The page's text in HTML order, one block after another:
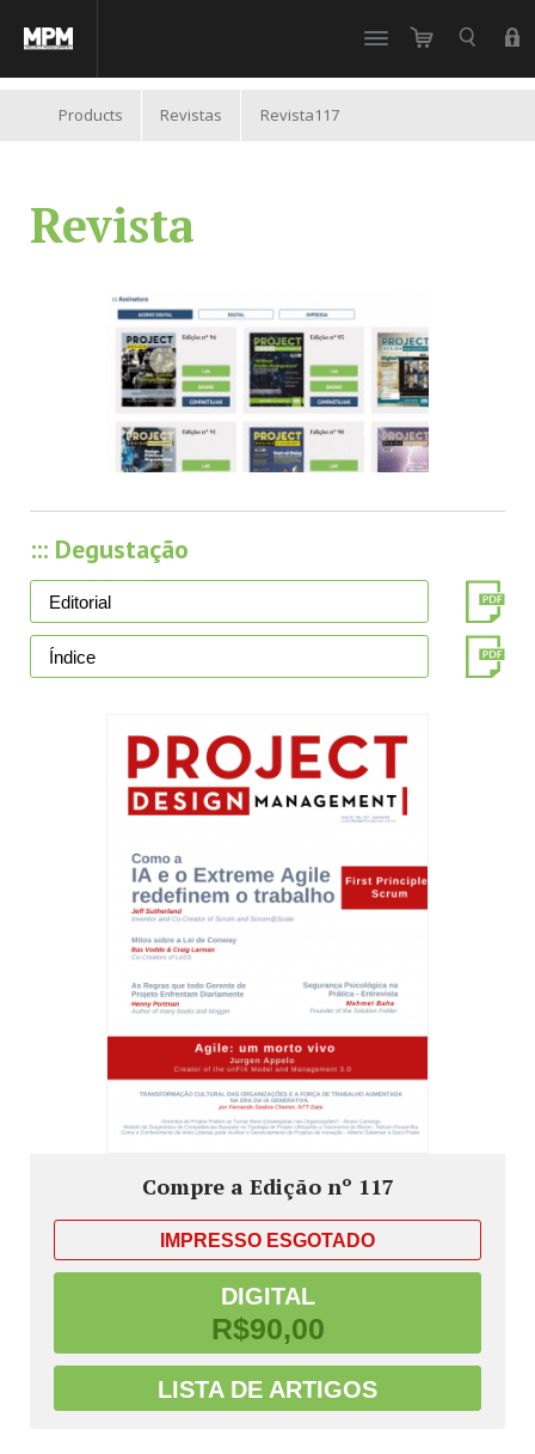
Products Revistas Revista117
Revista
::: Degustação
Editorial
Índice
Compre a Edição nº 117
IMPRESSO ESGOTADO
DIGITAL
R$90,00
LISTA DE ARTIGOS